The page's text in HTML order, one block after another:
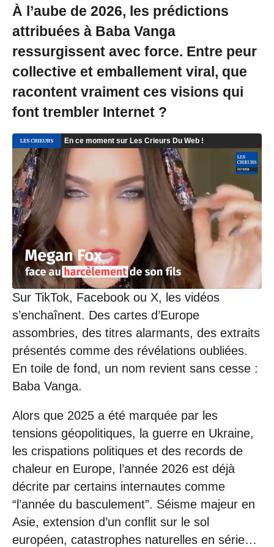
À l’aube de 2026, les prédictions
attribuées à Baba Vanga
ressurgissent avec force. Entre peur
collective et emballement viral, que
racontent vraiment ces visions qui
font trembler Internet ?
Sur TikTok, Facebook ou X, les vidéos
s’enchaînent. Des cartes d’Europe
assombries, des titres alarmants, des extraits
présentés comme des révélations oubliées.
En toile de fond, un nom revient sans cesse :
Baba Vanga.
Alors que 2025 a été marquée par les
tensions géopolitiques, la guerre en Ukraine,
les crispations politiques et des records de
chaleur en Europe, l’année 2026 est déjà
décrite par certains internautes comme
“l’année du basculement”. Séisme majeur en
Asie, extension d’un conflit sur le sol
européen, catastrophes naturelles en série…